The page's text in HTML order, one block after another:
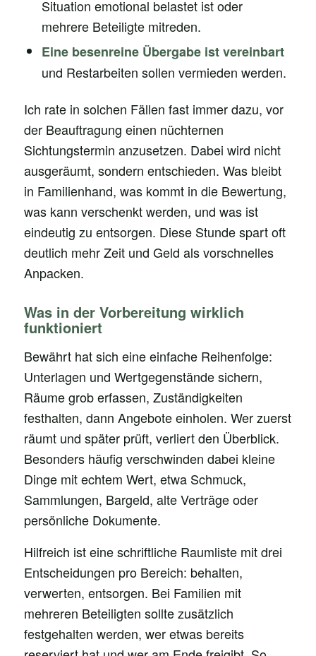
Situation emotional belastet ist oder
mehrere Beteiligte mitreden.
Eine besenreine Übergabe ist vereinbart
und Restarbeiten sollen vermieden werden.
Ich rate in solchen Fällen fast immer dazu, vor
der Beauftragung einen nüchternen
Sichtungstermin anzusetzen. Dabei wird nicht
ausgeräumt, sondern entschieden. Was bleibt
in Familienhand, was kommt in die Bewertung,
was kann verschenkt werden, und was ist
eindeutig zu entsorgen. Diese Stunde spart oft
deutlich mehr Zeit und Geld als vorschnelles
Anpacken.
Was in der Vorbereitung wirklich
funktioniert
Bewährt hat sich eine einfache Reihenfolge:
Unterlagen und Wertgegenstände sichern,
Räume grob erfassen, Zuständigkeiten
festhalten, dann Angebote einholen. Wer zuerst
räumt und später prüft, verliert den Überblick.
Besonders häufig verschwinden dabei kleine
Dinge mit echtem Wert, etwa Schmuck,
Sammlungen, Bargeld, alte Verträge oder
persönliche Dokumente.
Hilfreich ist eine schriftliche Raumliste mit drei
Entscheidungen pro Bereich: behalten,
verwerten, entsorgen. Bei Familien mit
mehreren Beteiligten sollte zusätzlich
festgehalten werden, wer etwas bereits